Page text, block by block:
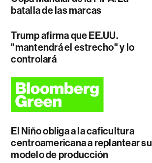
batalla de las marcas
Trump afirma que EE.UU.
"mantendrá el estrecho" y lo
controlará
El Niño obliga a la caficultura
centroamericana a replantear su
modelo de producción